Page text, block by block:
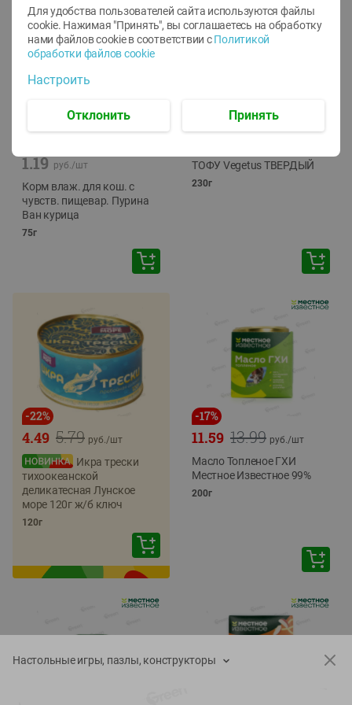
1.19 руб./шт
Корм влаж. для кош. с
чувств. пищевар. Пурина
Ван курица
75г
ТОФУ Vegetus ТВЕРДЫЙ
230г
-22%
5.79
4.49 руб./шт
Икра трески
тихоокеанской
деликатесная Лунское
море 120г ж/б ключ
120г
-17%
13.99
11.59 руб./шт
Масло Топленое ГХИ
Местное Известное 99%
200г
Настольные игры, пазлы, конструкторы
Для удобства пользователей сайта используются файлы
cookie. Нажимая "Принять", вы соглашаетесь на обработку
нами файлов cookie в соответствии с Политикой
обработки файлов cookie
Настроить
Отклонить Принять